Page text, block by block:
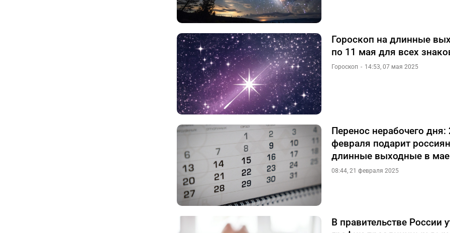
Гороскоп на длинные
по 11 мая для всех
Гороскоп 14:53, 07 мая 2025
Перенос нерабочего дня:
февраля подарит
длинные выходные в мае
08:44, 21 февраля 2025
В правительстве России